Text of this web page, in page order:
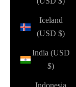
Iceland
(USD $)
India (USD
$)
Indonesia